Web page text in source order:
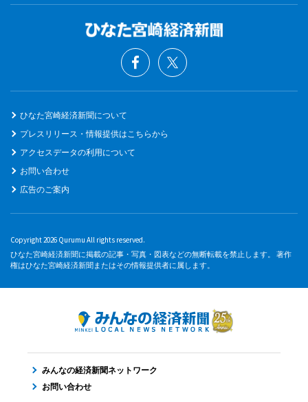
ひなた宮崎経済新聞について
プレスリリース・情報提供はこちらから
アクセスデータの利用について
お問い合わせ
広告のご案内
Copyright 2026 Qurumu All rights reserved.
ひなた宮崎経済新聞に掲載の記事・写真・図表などの無断転載を禁止します。 著作
権はひなた宮崎経済新聞またはその情報提供者に属します。
みんなの経済新聞ネットワーク
お問い合わせ